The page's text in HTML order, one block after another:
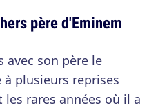
père d'Eminem
avec son père le
plusieurs reprises
rares années où il a